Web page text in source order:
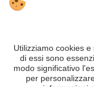
VIVOSüdtirol è il
Trentino Alto Adige